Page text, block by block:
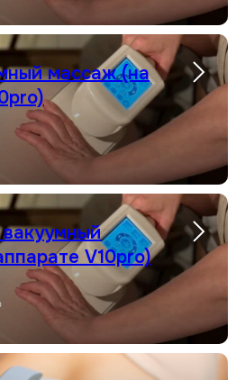
массаж (на
V10pro)